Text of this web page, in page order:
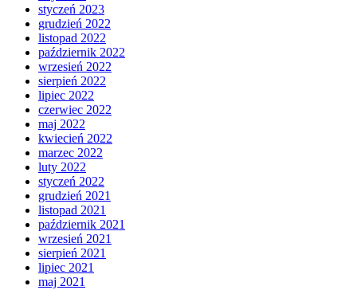
styczeń 2023
grudzień 2022
listopad 2022
październik 2022
wrzesień 2022
sierpień 2022
lipiec 2022
czerwiec 2022
maj 2022
kwiecień 2022
marzec 2022
luty 2022
styczeń 2022
grudzień 2021
listopad 2021
październik 2021
wrzesień 2021
sierpień 2021
lipiec 2021
maj 2021